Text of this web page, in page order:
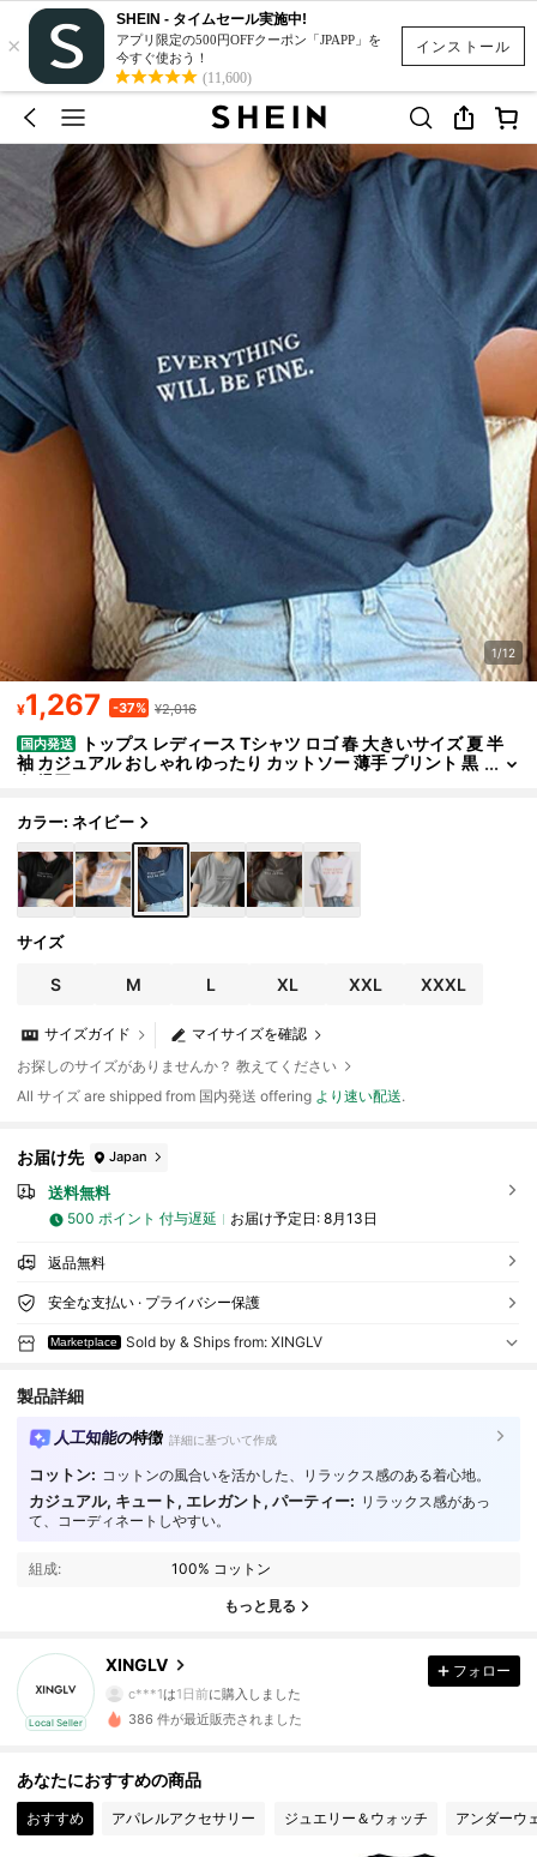
インストール
×
SHEIN - タイムセール実施中!
アプリ限定の500円OFFクーポン「JPAPP」を
今すぐ使おう！
(11,600)
1/12
¥1,267 -37% ¥2,016
国内発送
トップス レディース Tシャツ ロゴ 春 大きいサイズ 夏 半
袖 カジュアル おしゃれ ゆったり カットソー 薄手 プリント 黒
白 爆買
カラー: ネイビー
サイズ
S M L XL XXL XXXL
マイサイズを確認
サイズガイド
お探しのサイズがありませんか？ 教えてください
All サイズ are shipped from 国内発送 offering より速い配送.
お届け先 Japan
送料無料
500 ポイント 付与遅延 お届け予定日: 8月13日
返品無料
安全な支払い · プライバシー保護
Marketplace Sold by & Ships from: XINGLV
製品詳細
人工知能の特徴 詳細に基づいて作成
コットン: コットンの風合いを活かした、リラックス感のある着心地。
カジュアル, キュート, エレガント, パーティー: リラックス感があっ
て、コーディネートしやすい。
組成: 100% コットン
もっと見る
Local Seller
XINGLV
3.66 7 フォロワー
7 フォロワー
7 フォロワー
3.66
7 フォロワー
c***1は1日前に購入しました
7 フォロワー
3.66 7 フォロワー
フォロー
386 件が最近販売されました
あなたにおすすめの商品
おすすめ アパレルアクセサリー ジュエリー＆ウォッチ アンダーウ